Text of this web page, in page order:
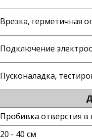
Врезка, герметичная
Подключение
Пусконаладка,
Пробивка отверстия в
20 - 40 см